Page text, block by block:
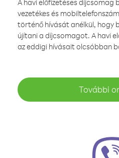
A havi előfizetéses díjcsomag
vezetékes és
történő hívását anélkül, hogy
újítani a díjcsomagot. A havi
az eddigi hívásait olcsóbban
További